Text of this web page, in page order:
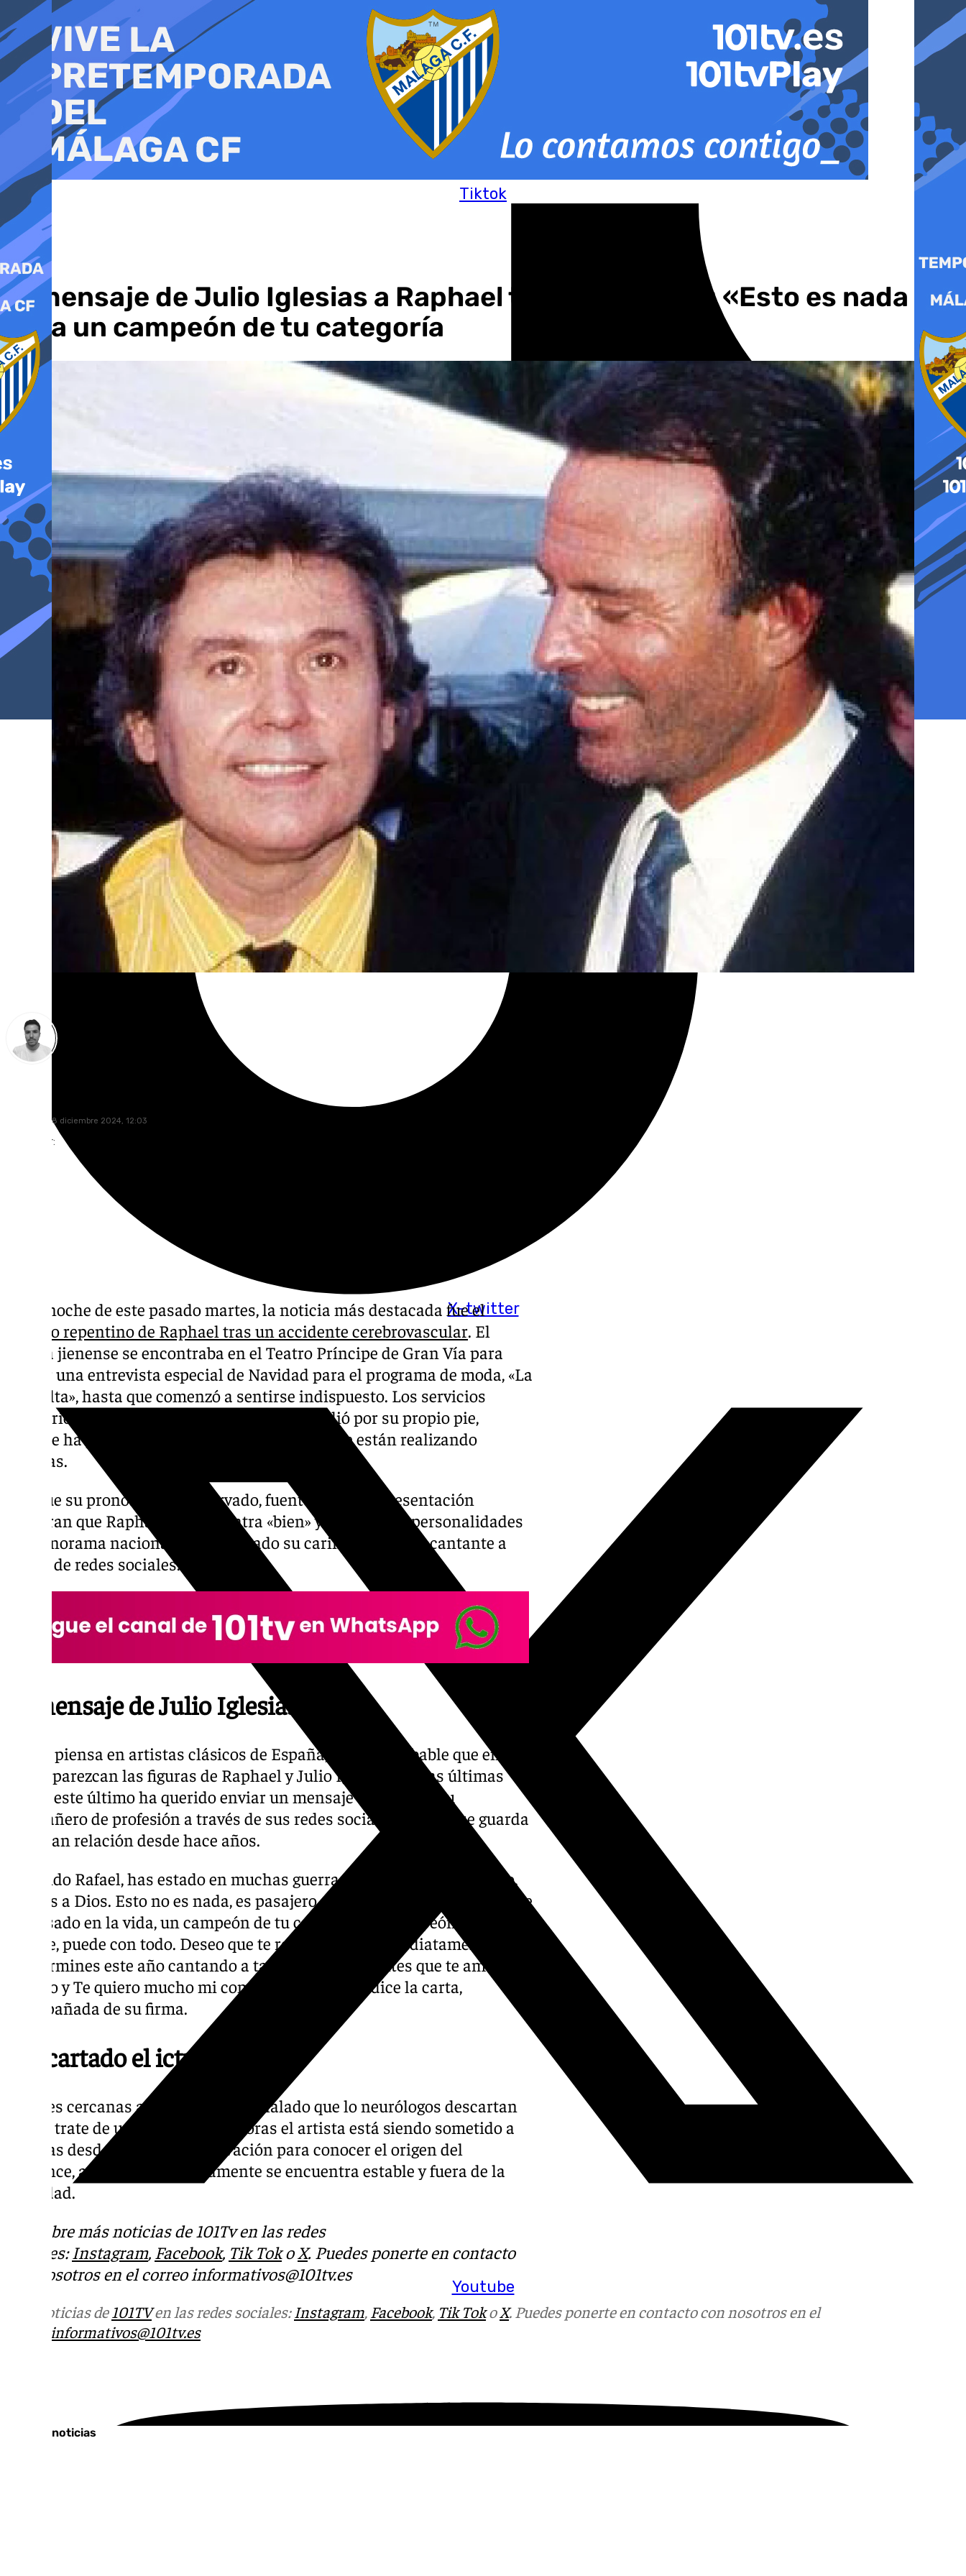
al
contenido
Tiktok
X-twitter
Youtube
El mensaje de Julio Iglesias a Raphael tras su ingreso: «Esto es nada
para un campeón de tu categoría
miércoles, 18 diciembre 2024, 12:03
Compartir:
En la noche de este pasado martes, la noticia más destacada fue el
ingreso repentino de Raphael tras un accidente cerebrovascular. El
artista jienense se encontraba en el Teatro Príncipe de Gran Vía para
grabar una entrevista especial de Navidad para el programa de moda, «La
Revuelta», hasta que comenzó a sentirse indispuesto. Los servicios
sanitarios acudieron al lugar y el cantante salió por su propio pie,
aunque ha pasado la noche hospitalizado y se le están realizando
pruebas.
Aunque su pronóstico es reservado, fuentes de su representación
aseguran que Raphael se encuentra «bien» y numerosas personalidades
del panorama nacional han mostrado su cariño y apoyo al cantante a
través de redes sociales.
El mensaje de Julio Iglesias
Si uno piensa en artistas clásicos de España, es muy probable que entre
ellos aparezcan las figuras de Raphael y Julio Iglesias. En las últimas
horas, este último ha querido enviar un mensaje de afecto a su
compañero de profesión a través de sus redes sociales, con el que guarda
una gran relación desde hace años.
«Querido Rafael, has estado en muchas guerras y todas las has ganado,
gracias a Dios. Esto no es nada, es pasajero comparado con todo lo que te
ha pasado en la vida, un campeón de tu categoría, un campeón tan
grande, puede con todo. Deseo que te recuperes ya, inmediatamente, y
que termines este año cantando a tantas y tantas gentes que te aman. Te
admiro y Te quiero mucho mi compañero de vida», dice la carta,
acompañada de su firma.
Descartado el ictus
Fuentes cercanas a Raphael han señalado que lo neurólogos descartan
que se trate de un ictus. A estas horas el artista está siendo sometido a
pruebas desde la sala de observación para conocer el origen del
percance, aunque afortunadamente se encuentra estable y fuera de la
gravedad.
Descubre más noticias de 101Tv en las redes
sociales:Instagram, Facebook, Tik TokoX. Puedes ponerte en contacto
con nosotros en el correo informativos@101tv.es
Más noticias de101TVen las redes sociales:Instagram, Facebook, Tik TokoX. Puedes ponerte en contacto con nosotros en el
informativos@101tv.es
Últimas noticias